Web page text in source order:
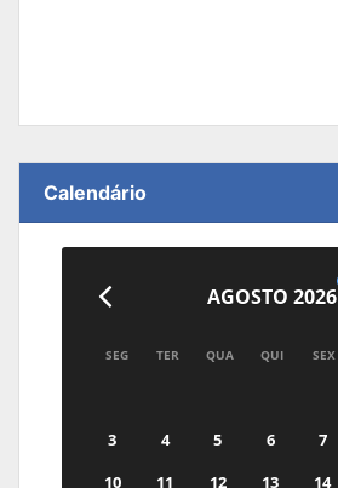
Calendário
AGOSTO 2026
SEG TER QUA QUI SEX
3
4 5 6 7
10
11 12 13 14